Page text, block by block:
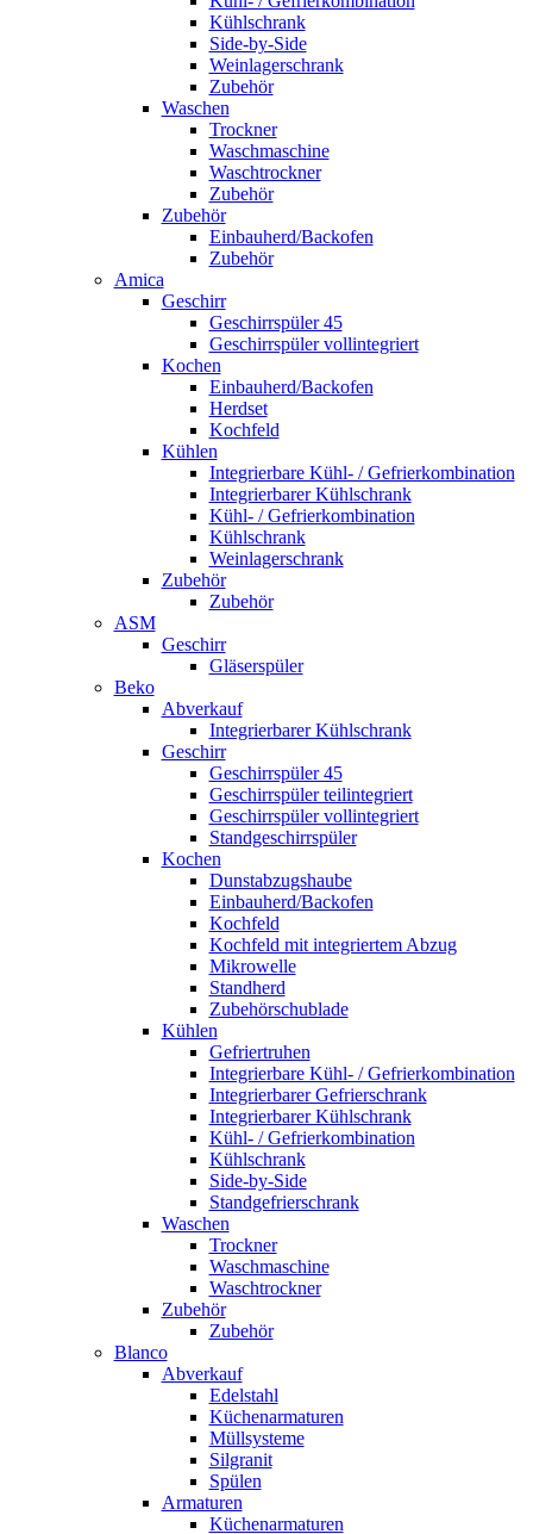
Kühlschrank
Side-by-Side
Weinlagerschrank
Zubehör
Waschen
Trockner
Waschmaschine
Waschtrockner
Zubehör
Zubehör
Einbauherd/Backofen
Zubehör
Amica
Geschirr
Geschirrspüler 45
Geschirrspüler vollintegriert
Kochen
Einbauherd/Backofen
Herdset
Kochfeld
Kühlen
Integrierbare Kühl- / Gefrierkombination
Integrierbarer Kühlschrank
Kühl- / Gefrierkombination
Kühlschrank
Weinlagerschrank
Zubehör
Zubehör
ASM
Geschirr
Gläserspüler
Beko
Abverkauf
Integrierbarer Kühlschrank
Geschirr
Geschirrspüler 45
Geschirrspüler teilintegriert
Geschirrspüler vollintegriert
Standgeschirrspüler
Kochen
Dunstabzugshaube
Einbauherd/Backofen
Kochfeld
Kochfeld mit integriertem Abzug
Mikrowelle
Standherd
Zubehörschublade
Kühlen
Gefriertruhen
Integrierbare Kühl- / Gefrierkombination
Integrierbarer Gefrierschrank
Integrierbarer Kühlschrank
Kühl- / Gefrierkombination
Kühlschrank
Side-by-Side
Standgefrierschrank
Waschen
Trockner
Waschmaschine
Waschtrockner
Zubehör
Zubehör
Blanco
Abverkauf
Edelstahl
Küchenarmaturen
Müllsysteme
Silgranit
Spülen
Armaturen
Küchenarmaturen